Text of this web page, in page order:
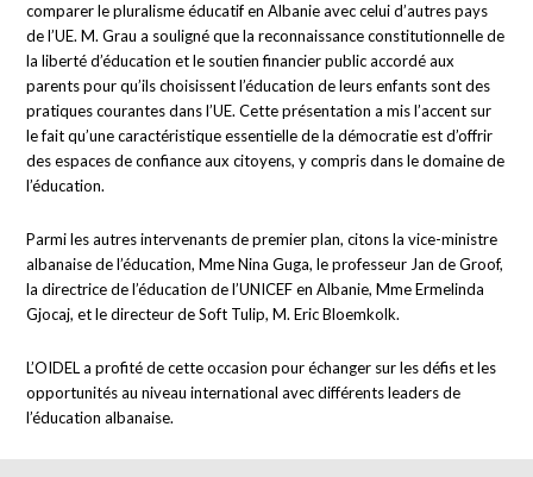
comparer le pluralisme éducatif en Albanie avec celui d’autres pays
de l’UE. M. Grau a souligné que la reconnaissance constitutionnelle de
la liberté d’éducation et le soutien financier public accordé aux
parents pour qu’ils choisissent l’éducation de leurs enfants sont des
pratiques courantes dans l’UE. Cette présentation a mis l’accent sur
le fait qu’une caractéristique essentielle de la démocratie est d’offrir
des espaces de confiance aux citoyens, y compris dans le domaine de
l’éducation.
Parmi les autres intervenants de premier plan, citons la vice-ministre
albanaise de l’éducation, Mme Nina Guga, le professeur Jan de Groof,
la directrice de l’éducation de l’UNICEF en Albanie, Mme Ermelinda
Gjocaj, et le directeur de Soft Tulip, M. Eric Bloemkolk.
L’OIDEL a profité de cette occasion pour échanger sur les défis et les
opportunités au niveau international avec différents leaders de
l’éducation albanaise.